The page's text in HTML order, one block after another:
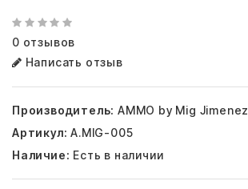
0 отзывов
Написать отзыв
Производитель: AMMO by Mig Jimenez
Артикул: A.MIG-005
Наличие: Есть в наличии